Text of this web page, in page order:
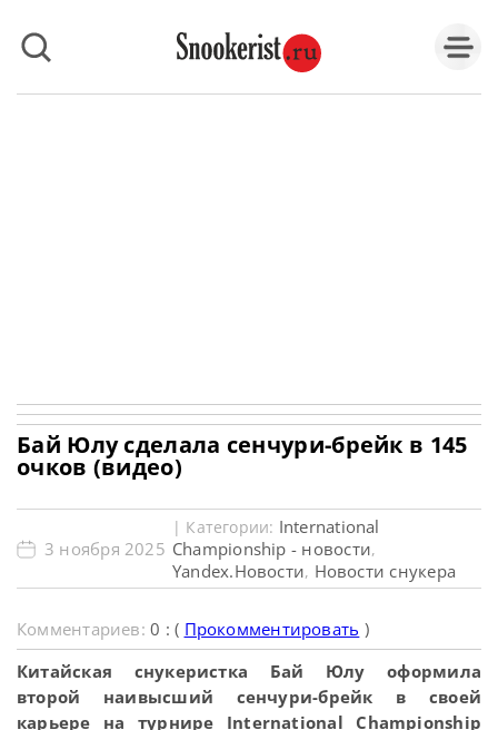
Бай Юлу сделала сенчури-брейк в 145
очков (видео)
3 ноября 2025
| Категории: International
Championship - новости,
Yandex.Новости, Новости снукера
Комментариев:0 : ( Прокомментировать )
Китайская снукеристка Бай Юлу оформила
второй наивысший сенчури-брейк в своей
карьере на турнире International Championship